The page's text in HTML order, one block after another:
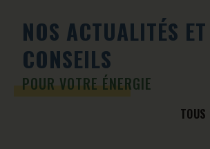
NOS ACTUALITÉS ET
CONSEILS
POUR VOTRE ÉNERGIE